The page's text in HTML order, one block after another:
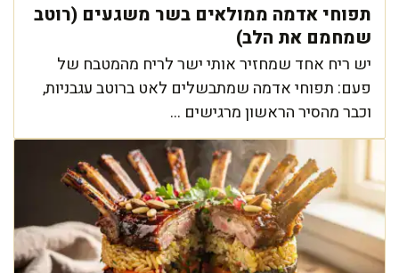
תפוחי אדמה ממולאים בשר משגעים (רוטב
שמחמם את הלב)
יש ריח אחד שמחזיר אותי ישר לריח מהמטבח של
פעם: תפוחי אדמה שמתבשלים לאט ברוטב עגבניות,
וכבר מהסיר הראשון מרגישים ...